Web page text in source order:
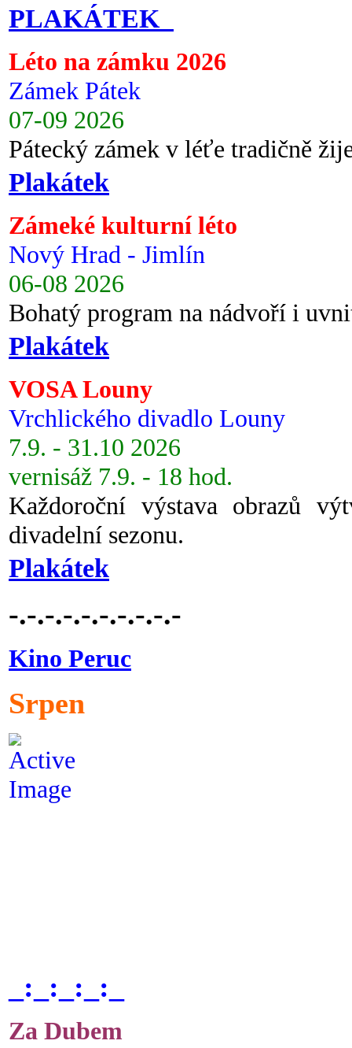
PLAKÁTEK
Léto na zámku 2026
Zámek Pátek
07-09 2026
Pátecký zámek v léťe tradičně
Plakátek
Zámeké kulturní léto
Nový Hrad - Jimlín
06-08 2026
Bohatý program na nádvoří i
Plakátek
VOSA Louny
Vrchlického divadlo Louny
7.9. - 31.10 2026
vernisáž 7.9. - 18 hod.
Každoroční výstava obrazů
divadelní sezonu.
Plakátek
-.-.-.-.-.-.-.-.-.-
Kino Peruc
Srpen
_:_:_:_:_
Za Dubem